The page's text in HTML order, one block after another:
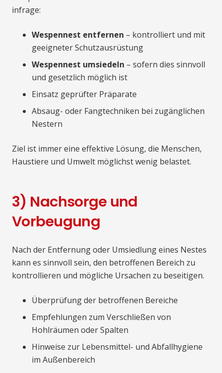
infrage:
Wespennest entfernen – kontrolliert und mit
geeigneter Schutzausrüstung
Wespennest umsiedeln – sofern dies sinnvoll
und gesetzlich möglich ist
Einsatz geprüfter Präparate
Absaug- oder Fangtechniken bei zugänglichen
Nestern
Ziel ist immer eine effektive Lösung, die Menschen,
Haustiere und Umwelt möglichst wenig belastet.
3) Nachsorge und
Vorbeugung
Nach der Entfernung oder Umsiedlung eines Nestes
kann es sinnvoll sein, den betroffenen Bereich zu
kontrollieren und mögliche Ursachen zu beseitigen.
Überprüfung der betroffenen Bereiche
Empfehlungen zum Verschließen von
Hohlräumen oder Spalten
Hinweise zur Lebensmittel- und Abfallhygiene
im Außenbereich